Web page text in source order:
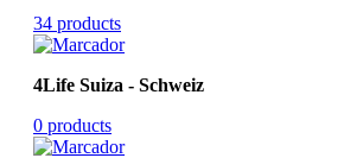
34 products
4Life Suiza - Schweiz
0 products